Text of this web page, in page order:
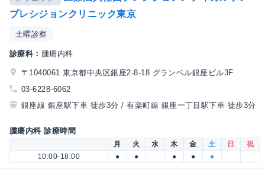
プレシジョンクリニック東京
土曜診察
診療科： 腫瘍内科
〒1040061 東京都中央区銀座2-8-18 グランベル銀座ビル3F
03-6228-6062
銀座線 銀座駅下車 徒歩3分 / 有楽町線 銀座一丁目駅下車 徒歩3分
腫瘍内科 診療時間
月 火 水 木 金 土 日
祝
10:00-18:00
● ● ● ● ●